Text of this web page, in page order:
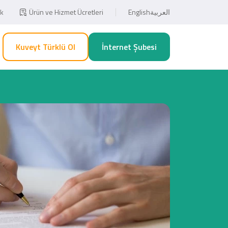
Ürün ve Hizmet Ücretleri Englishالعربية
Eğitim ve Sağlık Harcamalarınızda
Esnaf, Çiftçi ve Şahıs Firmalarına
Kuveyt Türklü Ol İnternet Şubesi